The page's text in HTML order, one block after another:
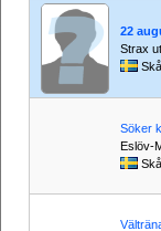
22
Strax
Söker
Eslöv-